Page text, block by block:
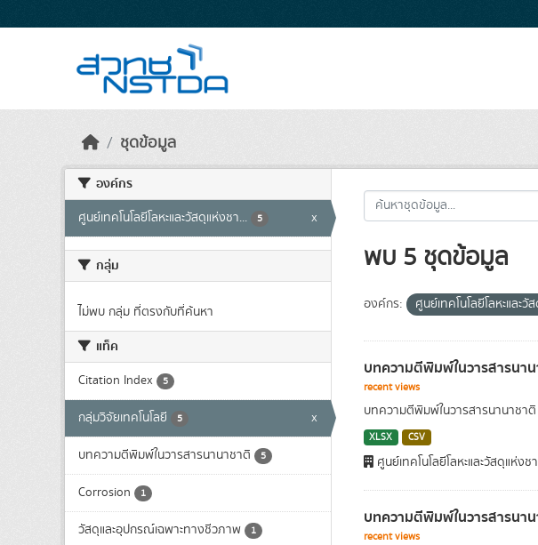
ชุดข้อมูล
องค์กร
ศูนย์เทคโนโลยีโลหะและวัสดุแห่งชา... 5 x
กลุ่ม
ไม่พบ กลุ่ม ที่ตรงกับที่ค้นหา
แท็ค
Citation Index 5
กลุ่มวิจัยเทคโนโลยี 5 x
บทความตีพิมพ์ในวารสารนานาชาติ 5
Corrosion 1
วัสดุและอุปกรณ์เฉพาะทางชีวภาพ 1
พบ 5 ชุดข้อมูล
องค์กร: ศูนย์เทคโนโลยีโลหะและ
บทความตีพิมพ์ในวารสารนา
recent views
บทความตีพิมพ์ในวารสารนานาชาติ
XLSX CSV
ศูนย์เทคโนโลยีโลหะและวัสดุแห่งช
บทความตีพิมพ์ในวารสารนา
recent views